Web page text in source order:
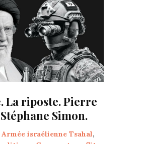
La riposte. Pierre
Simon.
Armée israélienne Tsahal,